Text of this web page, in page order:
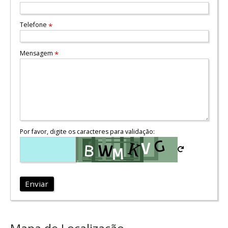
Telefone *
Mensagem *
Por favor, digite os caracteres para validação:
Enviar